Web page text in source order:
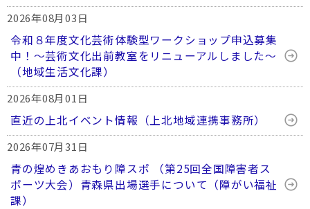
2026年08月03日
令和８年度文化芸術体験型ワークショップ申込募集
中！～芸術文化出前教室をリニューアルしました～
（地域生活文化課）
2026年08月01日
直近の上北イベント情報（上北地域連携事務所）
2026年07月31日
青の煌めきあおもり障スポ （第25回全国障害者ス
ポーツ大会）青森県出場選手について（障がい福祉
課）